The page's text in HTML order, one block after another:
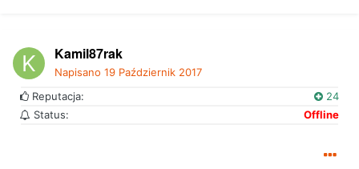
Kamil87rak
Napisano 19 Październik 2017
Reputacja:
24
Status:
Offline